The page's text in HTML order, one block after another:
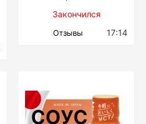
Закончился
Отзывы 17:14